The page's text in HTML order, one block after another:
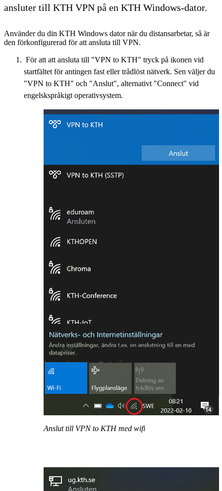
ansluter till KTH VPN på en KTH Windows-dator.
Använder du din KTH Windows dator när du distansarbetar, så är
den förkonfigurerad för att ansluta till VPN.
För att att ansluta till "VPN to KTH" tryck på ikonen vid
startfältet för antingen fast eller trådlöst nätverk. Sen väljer du
"VPN to KTH" och "Anslut", alternativt "Connect" vid
engelskspråkigt operativsystem.
Anslut till VPN to KTH med wifi